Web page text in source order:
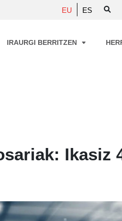
EU ES
IRAURGI BERRITZEN
Ikasiz